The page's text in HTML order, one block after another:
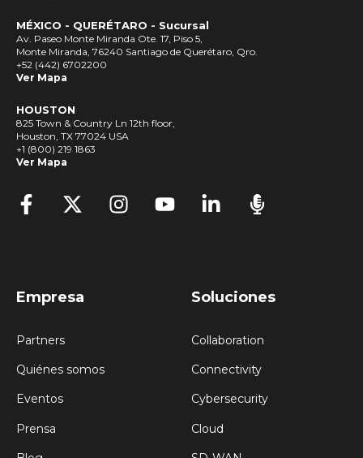
MÉXICO - QUERÉTARO - Sucursal
Av. Paseo Monte Miranda Ote. 17, Piso 5,
Monte Miranda, 76240 Santiago de Querétaro, Qro.
+52 (442) 6702200
Ver Mapa
HOUSTON
825 Town & Country Ln 12th floor,
Houston, TX 77024 USA
+1 (800) 219 1863
Ver Mapa
Empresa
Partners
Quiénes somos
Eventos
Prensa
Soluciones
Collaboration
Connectivity
Cybersecurity
Cloud